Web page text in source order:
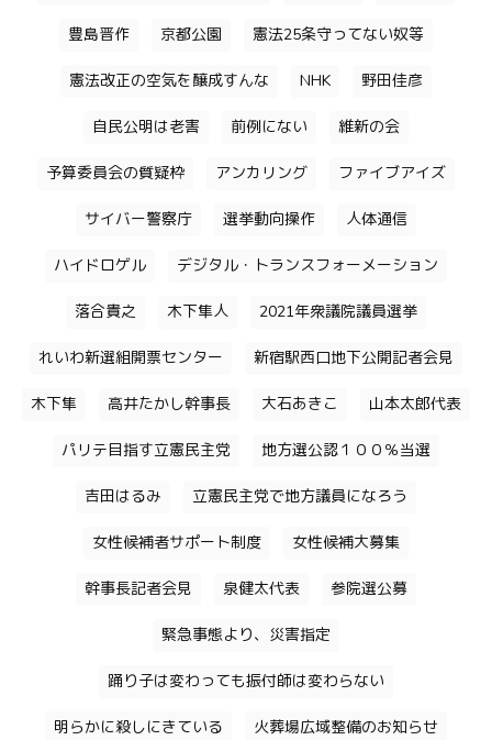
豊島晋作 京都公園 憲法25条守ってない奴等
憲法改正の空気を醸成すんな NHK 野田佳彦
自民公明は老害 前例にない 維新の会
予算委員会の質疑枠 アンカリング ファイブアイズ
サイバー警察庁 選挙動向操作 人体通信
ハイドロゲル デジタル・トランスフォーメーション
落合貴之 木下隼人 2021年衆議院議員選挙
れいわ新選組開票センター 新宿駅西口地下公開記者会見
木下隼 高井たかし幹事長 大石あきこ 山本太郎代表
パリテ目指す立憲民主党 地方選公認１００％当選
吉田はるみ 立憲民主党で地方議員になろう
女性候補者サポート制度 女性候補大募集
幹事長記者会見 泉健太代表 参院選公募
緊急事態より、災害指定
踊り子は変わっても振付師は変わらない
明らかに殺しにきている 火葬場広域整備のお知らせ